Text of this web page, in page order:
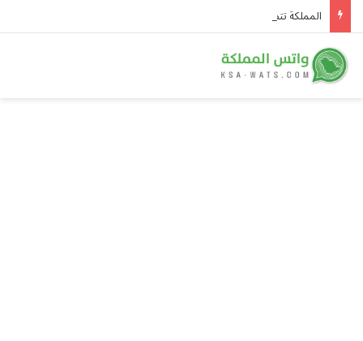
المملكة تتصدر أولمبياد العلوم النووية الدولي وتحصد الذهب في جدة